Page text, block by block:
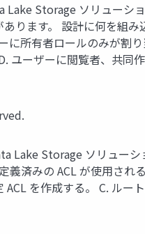
Storage ソリューシ
ります。 設計に何を組
に所有者ロールのみが割
ユーザーに閲覧者、共
Lake Storage ソリュー
済みの ACL が使用さ
を作成する。 C. ルー